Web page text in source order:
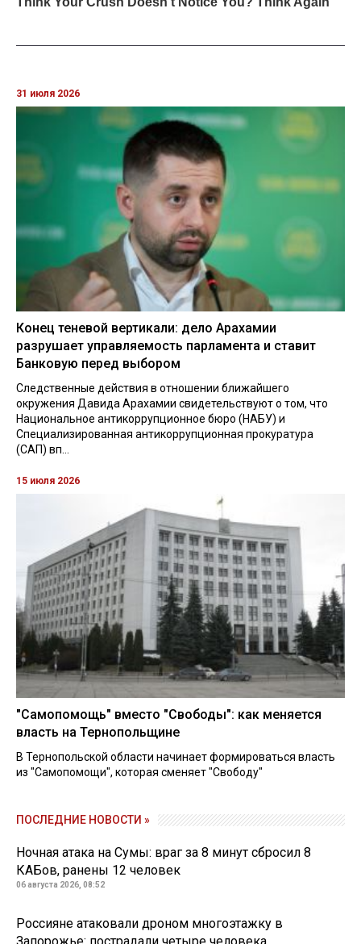
31 июля 2026
Конец теневой вертикали: дело Арахамии
разрушает управляемость парламента и ставит
Банковую перед выбором
Следственные действия в отношении ближайшего
окружения Давида Арахамии свидетельствуют о том, что
Национальное антикоррупционное бюро (НАБУ) и
Специализированная антикоррупционная прокуратура
(САП) вп...
15 июля 2026
"Самопомощь" вместо "Свободы": как меняется
власть на Тернопольщине
В Тернопольской области начинает формироваться власть
из "Самопомощи", которая сменяет "Свободу"
ПОСЛЕДНИЕ НОВОСТИ »
Ночная атака на Сумы: враг за 8 минут сбросил 8
КАБов, ранены 12 человек
06 августа 2026, 08:52
Россияне атаковали дроном многоэтажку в